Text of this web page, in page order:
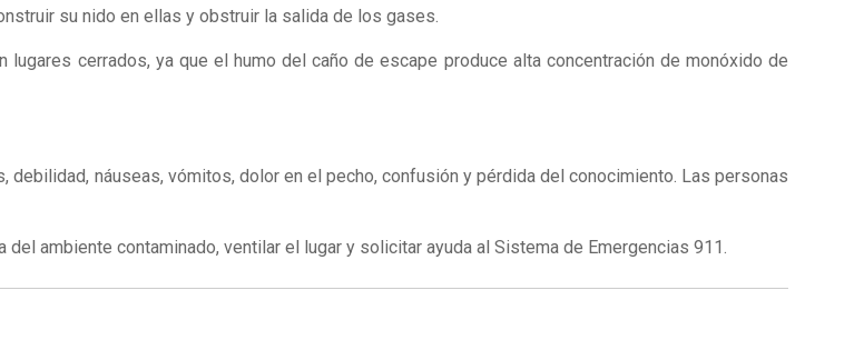
su nido en ellas y obstruir la salida de los gases.
cerrados, ya que el humo del caño de escape produce alta concentración de monóxido de
náuseas, vómitos, dolor en el pecho, confusión y pérdida del conocimiento. Las personas
ambiente contaminado, ventilar el lugar y solicitar ayuda al Sistema de Emergencias 911.